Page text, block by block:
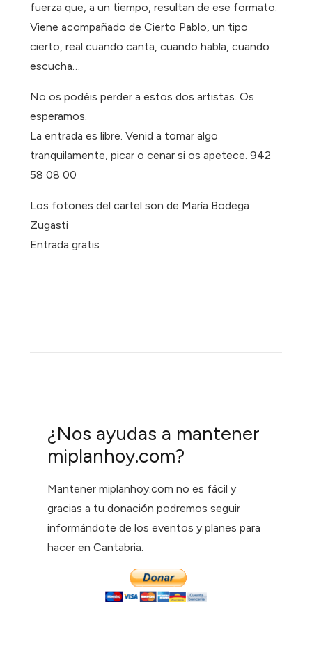
fuerza que, a un tiempo, resultan de ese formato.
Viene acompañado de Cierto Pablo, un tipo
cierto, real cuando canta, cuando habla, cuando
escucha…
No os podéis perder a estos dos artistas. Os
esperamos.
La entrada es libre. Venid a tomar algo
tranquilamente, picar o cenar si os apetece. 942
58 08 00
Los fotones del cartel son de María Bodega
Zugasti
Entrada gratis
¿Nos ayudas a mantener
miplanhoy.com?
Mantener miplanhoy.com no es fácil y
gracias a tu donación podremos seguir
informándote de los eventos y planes para
hacer en Cantabria.